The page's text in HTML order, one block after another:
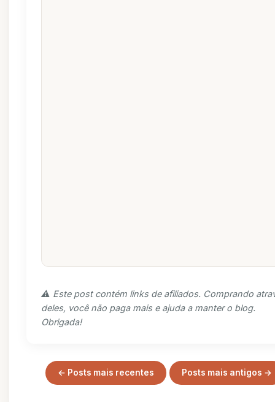
⚠️ Este post contém links de afiliados. Comprando
deles, você não paga mais e ajuda a manter o blog.
Obrigada!
← Posts mais recentes Posts mais antigos →